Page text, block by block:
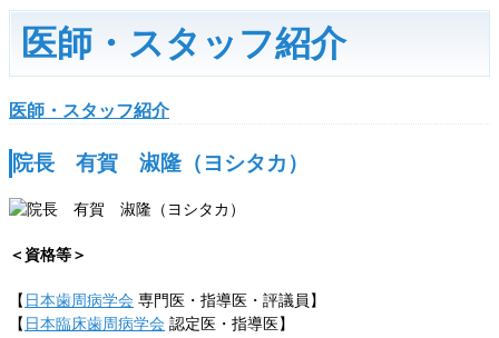
医師・スタッフ紹介
医師・スタッフ紹介
院長 有賀 淑隆（ヨシタカ）
＜資格等＞
【 日本歯周病学会 専門医・指導医・評議員】
【 日本臨床歯周病学会 認定医・指導医】